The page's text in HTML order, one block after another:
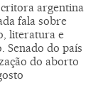
argentina
fala sobre
literatura e
Senado do país
do aborto